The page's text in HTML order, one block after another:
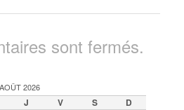
sont fermés.
AOÛT 2026
J V S D